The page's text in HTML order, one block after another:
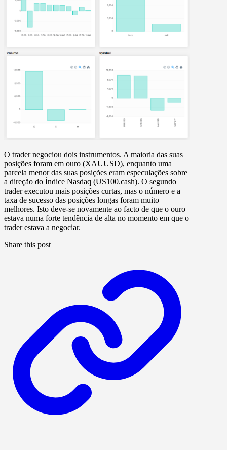
O trader negociou dois instrumentos. A maioria das suas
posições foram em ouro (XAUUSD), enquanto uma
parcela menor das suas posições eram especulações sobre
a direção do Índice Nasdaq (US100.cash). O segundo
trader executou mais posições curtas, mas o número e a
taxa de sucesso das posições longas foram muito
melhores. Isto deve-se novamente ao facto de que o ouro
estava numa forte tendência de alta no momento em que o
trader estava a negociar.
Share this post